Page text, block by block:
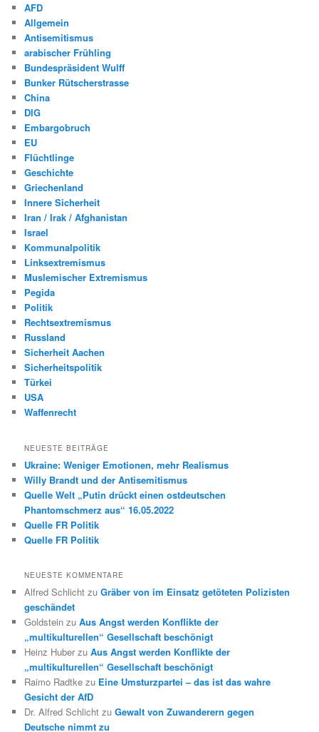
AFD
Allgemein
Antisemitismus
arabischer Frühling
Bundespräsident Wulff
Bunker Rütscherstrasse
China
DIG
Embargobruch
EU
Flüchtlinge
Geschichte
Griechenland
Innere Sicherheit
Iran / Irak / Afghanistan
Israel
Kommunalpolitik
Linksextremismus
Muslemischer Extremismus
Pegida
Politik
Rechtsextremismus
Russland
Sicherheit Aachen
Sicherheitspolitik
Türkei
USA
Waffenrecht
NEUESTE BEITRÄGE
Ukraine: Weniger Emotionen, mehr Realismus
Willy Brandt und der Antisemitismus
Quelle Welt „Putin drückt einen ostdeutschen
Phantomschmerz aus“ 16.05.2022
Quelle FR Politik
Quelle FR Politik
NEUESTE KOMMENTARE
Alfred Schlicht zuGräber von im Einsatz getöteten Polizisten
geschändet
Goldstein zuAus Angst werden Konflikte der
„multikulturellen“ Gesellschaft beschönigt
Heinz Huber zuAus Angst werden Konflikte der
„multikulturellen“ Gesellschaft beschönigt
Raimo Radtke zu Eine Umsturzpartei – das ist das wahre
Gesicht der AfD
Dr. Alfred Schlicht zuGewalt von Zuwanderern gegen
Deutsche nimmt zu